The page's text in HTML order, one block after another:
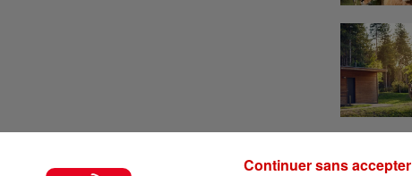
Continuer sans accepter